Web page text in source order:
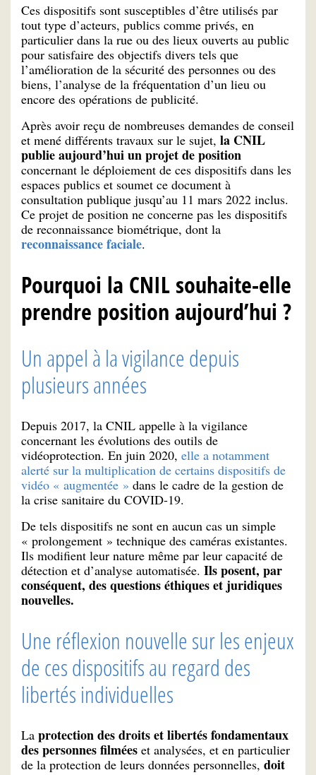
Ces dispositifs sont susceptibles d’être utilisés par
tout type d’acteurs, publics comme privés, en
particulier dans la rue ou des lieux ouverts au public
pour satisfaire des objectifs divers tels que
l’amélioration de la sécurité des personnes ou des
biens, l’analyse de la fréquentation d’un lieu ou
encore des opérations de publicité.
Après avoir reçu de nombreuses demandes de conseil
et mené différents travaux sur le sujet, la CNIL
publie aujourd’hui un projet de position
concernant le déploiement de ces dispositifs dans les
espaces publics et soumet ce document à
consultation publique jusqu’au 11 mars 2022 inclus.
Ce projet de position ne concerne pas les dispositifs
de reconnaissance biométrique, dont la
reconnaissance faciale.
Pourquoi la CNIL souhaite-elle
prendre position aujourd’hui ?
Un appel à la vigilance depuis
plusieurs années
Depuis 2017, la CNIL appelle à la vigilance
concernant les évolutions des outils de
vidéoprotection. En juin 2020, elle a notamment
alerté sur la multiplication de certains dispositifs de
vidéo « augmentée » dans le cadre de la gestion de
la crise sanitaire du COVID-19.
De tels dispositifs ne sont en aucun cas un simple
« prolongement » technique des caméras existantes.
Ils modifient leur nature même par leur capacité de
détection et d’analyse automatisée. Ils posent, par
conséquent, des questions éthiques et juridiques
nouvelles.
Une réflexion nouvelle sur les enjeux
de ces dispositifs au regard des
libertés individuelles
La protection des droits et libertés fondamentaux
des personnes filmées et analysées, et en particulier
de la protection de leurs données personnelles, doit